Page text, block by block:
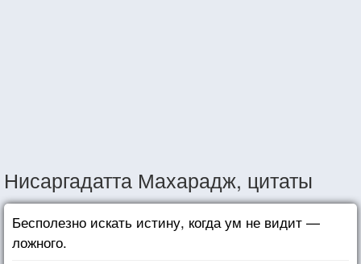
Нисаргадатта Махарадж, цитаты
Бесполезно искать истину, когда ум не видит —
ложного.